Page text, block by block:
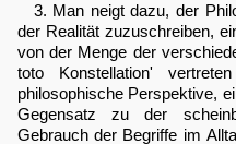
3. Man neigt dazu, der
der Realität zuzuschreiben,
von der Menge der
toto Konstellation'
philosophische Perspektive,
Gegensatz zu der
Gebrauch der Begriffe im